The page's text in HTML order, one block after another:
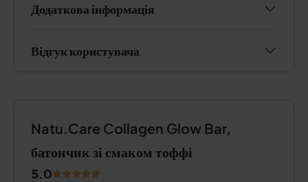
Додаткова інформація
Відгук користувача
Natu.Care Collagen Glow Bar,
батончик зі смаком тоффі
5.0